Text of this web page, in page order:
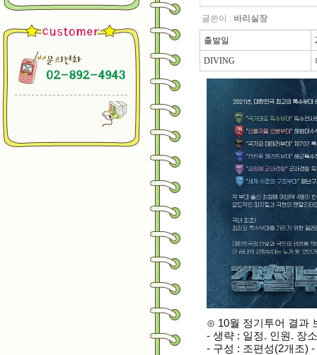
글쓴이 : 바리실장
출발일
DIVING
⊙ 10월 정기투어 결과
- 생략 : 일정. 인원. 장
- 구성 : 조편성(2개조) -